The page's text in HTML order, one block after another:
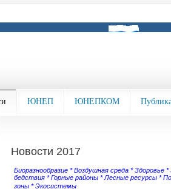
ЮНЕП ЮНЕПКОМ
Новости 2017
Биоразнообразие *Воздушная среда *Здоровье *
бедствия *Горные районы *Лесные ресурсы *
зоны *Экосистемы